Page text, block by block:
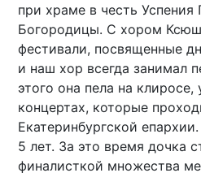
при храме в честь Успения
Богородицы. С хором
фестивали, посвященные
и наш хор всегда занимал
этого она пела на клиросе,
концертах, которые
Екатеринбургской
5 лет. За это время дочка
финалисткой множества